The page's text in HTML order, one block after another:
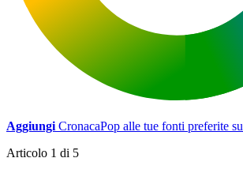
Aggiungi CronacaPop alle tue fonti preferite su
Articolo 1 di 5